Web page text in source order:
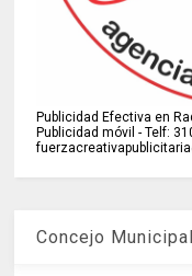
Publicidad Efectiva en
Publicidad móvil - Telf:
Concejo